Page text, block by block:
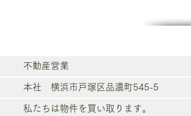
​不動産営業
​本社 横浜市戸塚区品濃町545-5
私たちは物件を買い取ります。